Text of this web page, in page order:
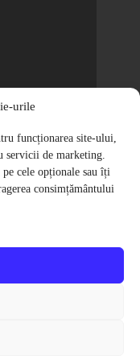
urile
funcționarea site-ului,
servicii de marketing.
cele opționale sau îți
consimțământului